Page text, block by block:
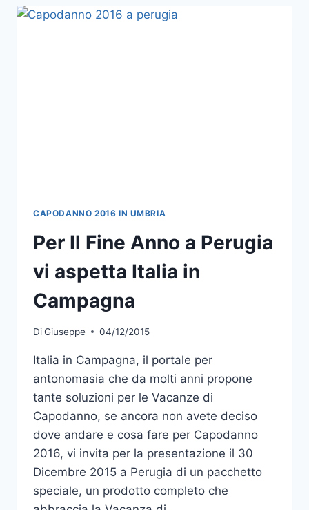
PER
UN
CAPODANNO 2016 IN UMBRIA
Per Il Fine Anno a Perugia
vi aspetta Italia in
Campagna
DiGiuseppe 04/12/2015
Italia in Campagna, il portale per
antonomasia che da molti anni propone
tante soluzioni per le Vacanze di
Capodanno, se ancora non avete deciso
dove andare e cosa fare per Capodanno
2016, vi invita per la presentazione il 30
Dicembre 2015 a Perugia di un pacchetto
speciale, un prodotto completo che